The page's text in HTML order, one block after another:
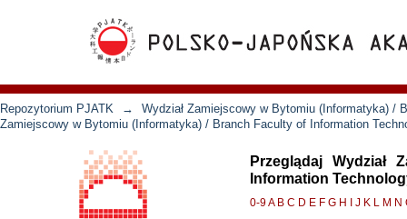
Repozytorium PJATK →
Wydział Zamiejscowy w Bytomiu (Informatyka) /
Zamiejscowy w Bytomiu (Informatyka) / Branch Faculty of Information
Przeglądaj
Information
0-9A B C D E F G H J K L M N